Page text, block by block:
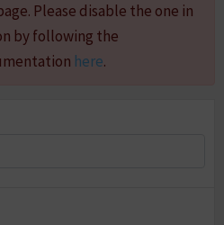
Please disable the one in
by following the
here.